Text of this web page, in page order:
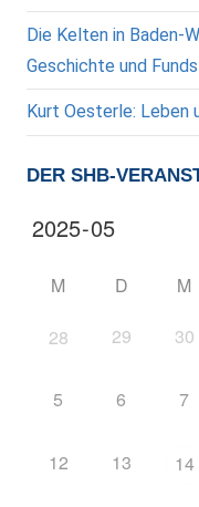
Die Kelten in Baden-
Geschichte und
Kurt Oesterle: Leben
DER SHB-
M D M
28 29 30
5 6 7
12 13 14